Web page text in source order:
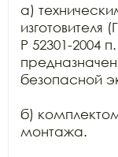
а)
изготовителя
Р 52301-2004
безопасной
б)
монтажа.